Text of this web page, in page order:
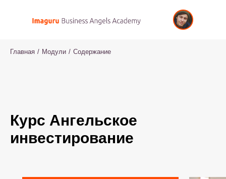
Главная / Модули / Содержание
Курс Ангельское
инвестирование